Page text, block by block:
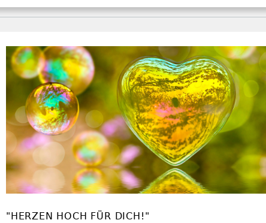
"HERZEN HOCH FÜR DICH!"